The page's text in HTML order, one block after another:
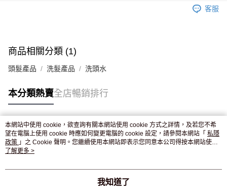
付款後門市自取，訂單確認後2-4個工作天到店，7天內取。逾期後
客服
商品相關分類 (1)
頭髮產品 洗髮產品 洗頭水
本分類熱賣全店暢銷排行
熱門標籤
熱銷排行
本網站中使用 cookie，欲查詢有關本網站使用 cookie 方式之詳情，及若您不希
望在電腦上使用 cookie 時應如何變更電腦的 cookie 設定，請參閱本網站「 私隱
政策 」之 Cookie 聲明。您繼續使用本網站即表示您同意本公司得按本網站使用
條款之 Cookie 聲明使用 cookie。
了解更多 >
我知道了